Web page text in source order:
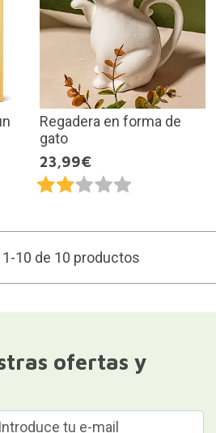
Regadera en forma de
gato
23,99€
10 de 10 productos
ofertas y